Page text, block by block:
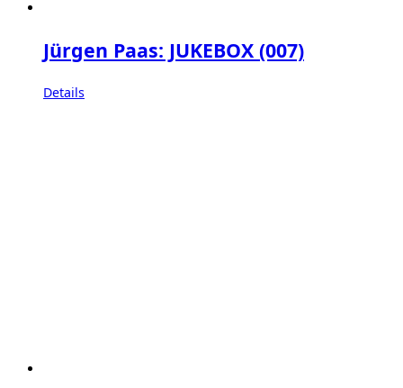
Jürgen Paas: JUKEBOX (007)
Details